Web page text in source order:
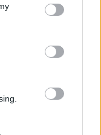
You may click to
party tags to
in below Google
a
éljük meg munka